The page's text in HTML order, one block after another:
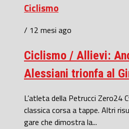
Ciclismo
/ 12 mesi ago
Ciclismo / Allievi:
Alessiani trionfa al
L’atleta della Petrucci Zero24
classica corsa a tappe. Altri
gare che dimostra la...